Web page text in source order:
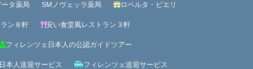
タ薬局 SMノヴェッラ薬局 ロベルタ・ピエリ
ン８軒 安い食堂風レストラン３軒
フィレンツェ日本人の公認ガイドツアー
日本人送迎サービス フィレンツェ送迎サービス